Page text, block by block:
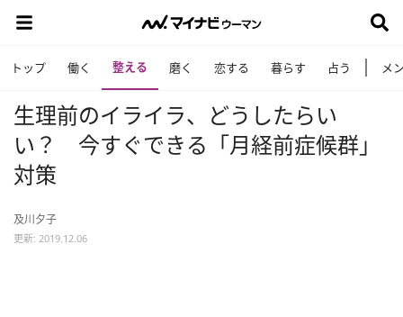
トップ 働く 整える 磨く 恋する 暮らす 占う メ
生理前のイライラ、どうしたらい
い？ 今すぐできる「月経前症候群」
対策
及川夕子
更新: 2019.12.06